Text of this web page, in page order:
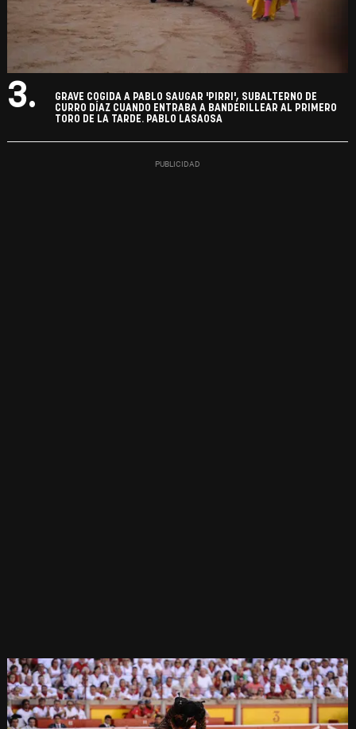
3.
GRAVE COGIDA A PABLO SAUGAR 'PIRRI', SUBALTERNO DE
CURRO DÍAZ CUANDO ENTRABA A BANDERILLEAR AL PRIMERO
TORO DE LA TARDE. PABLO LASAOSA